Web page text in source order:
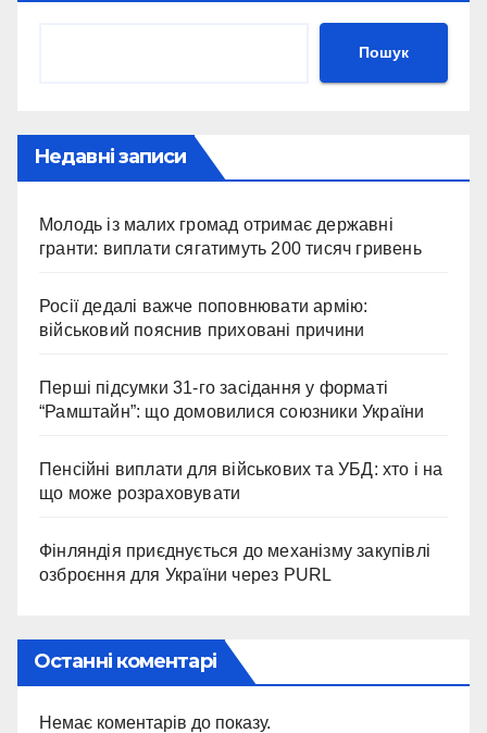
Пошук
Недавні записи
Молодь із малих громад отримає державні
гранти: виплати сягатимуть 200 тисяч гривень
Росії дедалі важче поповнювати армію:
військовий пояснив приховані причини
Перші підсумки 31-го засідання у форматі
“Рамштайн”: що домовилися союзники України
Пенсійні виплати для військових та УБД: хто і на
що може розраховувати
Фінляндія приєднується до механізму закупівлі
озброєння для України через PURL
Останні коментарі
Немає коментарів до показу.